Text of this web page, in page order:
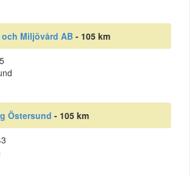
och Miljövård AB - 105 km
Östersund - 105 km